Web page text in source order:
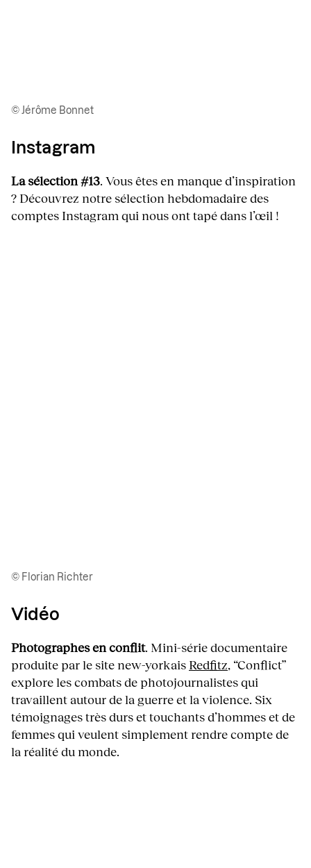
© Jérôme Bonnet
Instagram
La sélection #13. Vous êtes en manque d’inspiration
? Découvrez notre sélection hebdomadaire des
comptes Instagram qui nous ont tapé dans l’œil !
© Florian Richter
Vidéo
Photographes en conflit. Mini-série documentaire
produite par le site new-yorkais Redfitz, “Conflict”
explore les combats de photojournalistes qui
travaillent autour de la guerre et la violence. Six
témoignages très durs et touchants d’hommes et de
femmes qui veulent simplement rendre compte de
la réalité du monde.